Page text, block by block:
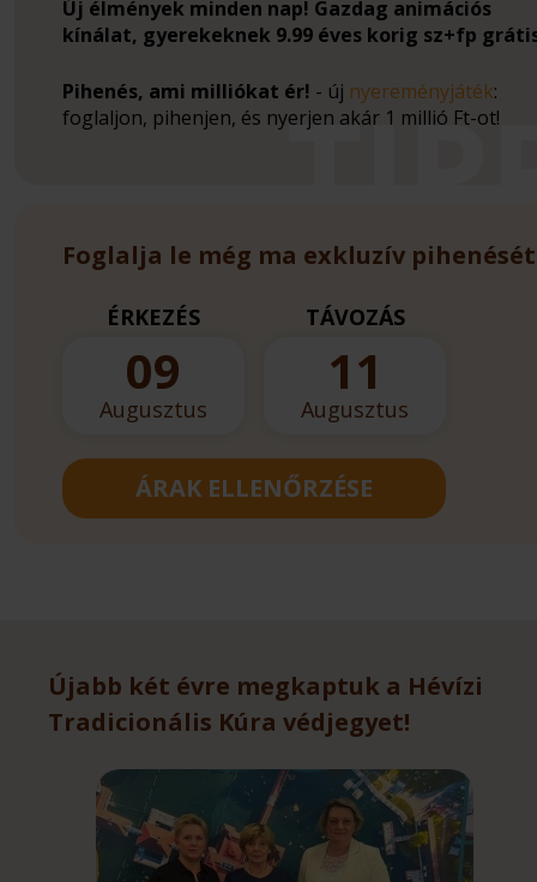
Új élmények minden nap! Gazdag animációs
kínálat, gyerekeknek 9.99 éves korig sz+fp
Pihenés, ami milliókat ér! - új nyereményjáték:
foglaljon, pihenjen, és nyerjen akár 1 millió Ft-ot!
Foglalja le még ma exkluzív
ÉRKEZÉS
09
Augusztus
TÁVOZÁS
11
Augusztus
ÁRAK ELLENŐRZÉSE
Újabb két évre megkaptuk a Hévízi
Tradicionális Kúra védjegyet!